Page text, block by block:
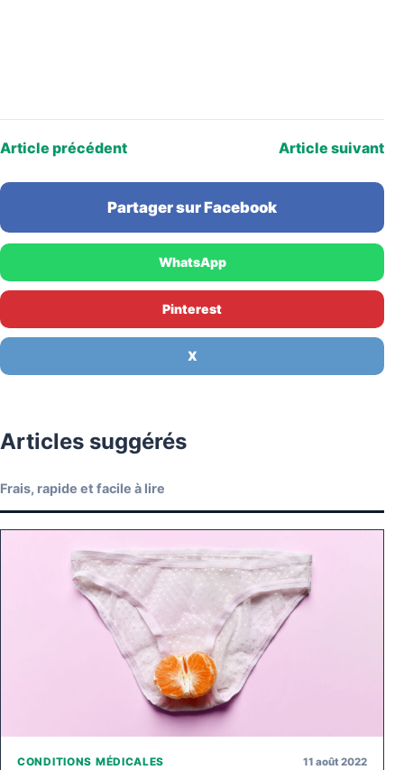
Article précédent Article suivant
Partager sur Facebook
WhatsApp
Pinterest
X
Articles suggérés
Frais, rapide et facile à lire
CONDITIONS MÉDICALES 11 août 2022